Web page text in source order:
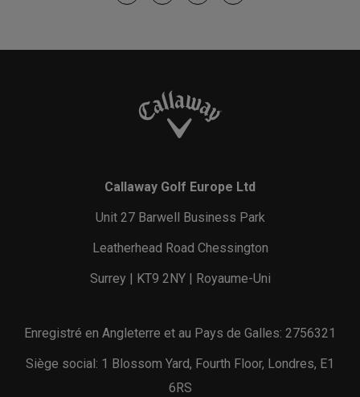
Callaway Golf Europe Ltd
Unit 27 Barwell Business Park
Leatherhead Road Chessington
Surrey | KT9 2NY | Royaume-Uni
Enregistré en Angleterre et au Pays de Galles: 2756321
Siège social: 1 Blossom Yard, Fourth Floor, Londres, E1
6RS